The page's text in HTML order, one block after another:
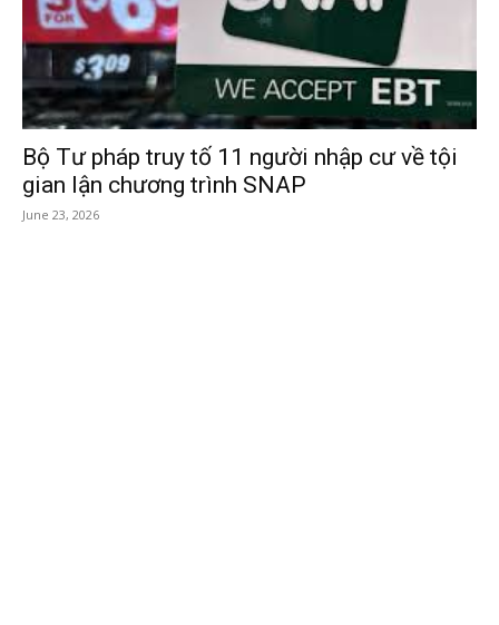
Bộ Tư pháp truy tố 11 người nhập cư về tội
gian lận chương trình SNAP
June 23, 2026